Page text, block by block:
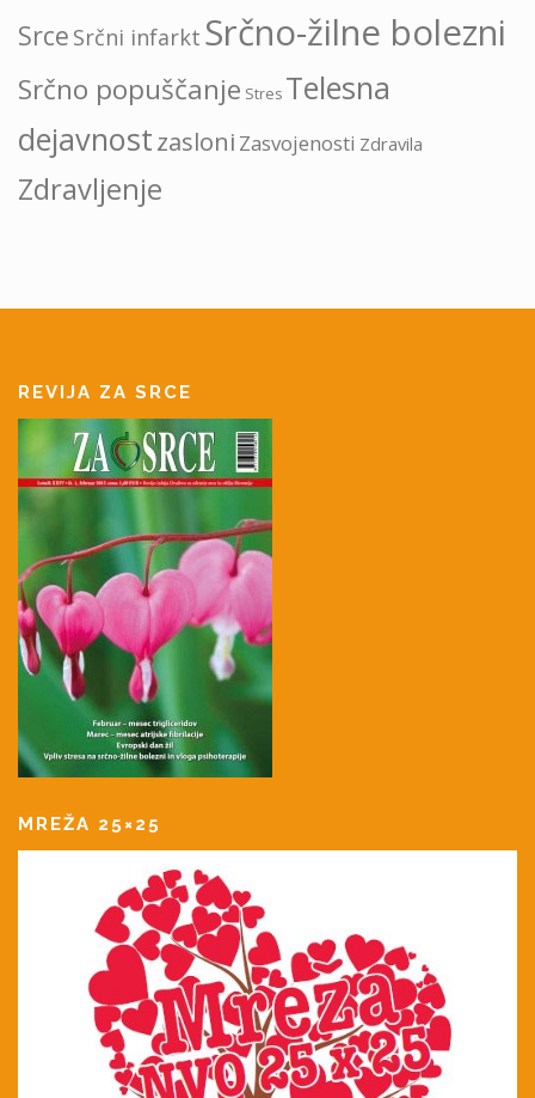
Srce Srčni infarkt Srčno-žilne bolezni
Srčno popuščanje Stres Telesna
dejavnostzasloni Zasvojenosti Zdravila
Zdravljenje
REVIJA ZA SRCE
MREŽA 25×25